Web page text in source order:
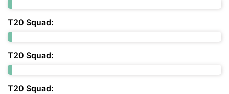
T20 Squad:
T20 Squad:
T20 Squad: